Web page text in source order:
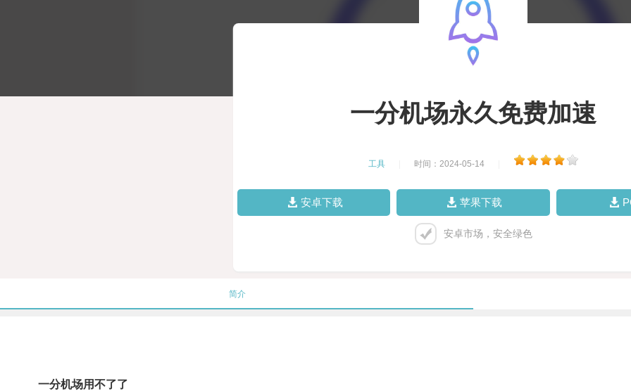
一分机场永久免费加速
工具 时间：2024-05-14
安卓下载 苹果下载
安卓市场，安全绿色
简介
一分机场用不了了